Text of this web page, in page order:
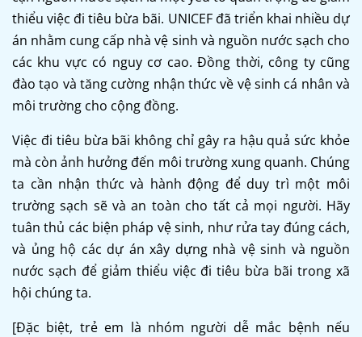
thiểu việc đi tiêu bừa bãi. UNICEF đã triển khai nhiều dự
án nhằm cung cấp nhà vệ sinh và nguồn nước sạch cho
các khu vực có nguy cơ cao. Đồng thời, công ty cũng
đào tạo và tăng cường nhận thức về vệ sinh cá nhân và
môi trường cho cộng đồng.
Việc đi tiêu bừa bãi không chỉ gây ra hậu quả sức khỏe
mà còn ảnh hưởng đến môi trường xung quanh. Chúng
ta cần nhận thức và hành động để duy trì một môi
trường sạch sẽ và an toàn cho tất cả mọi người. Hãy
tuân thủ các biện pháp vệ sinh, như rửa tay đúng cách,
và ủng hộ các dự án xây dựng nhà vệ sinh và nguồn
nước sạch để giảm thiểu việc đi tiêu bừa bãi trong xã
hội chúng ta.
[Đặc biệt, trẻ em là nhóm người dễ mắc bệnh nếu